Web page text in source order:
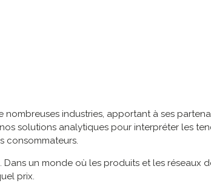
industries, apportant à ses
solutions analytiques pour interpréter les
consommateurs.
un monde où les produits et les réseaux
prix.